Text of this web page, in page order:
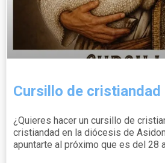
Cursillo de cristiandad
¿Quieres hacer un cursillo de
cristiandad en la diócesis de
apuntarte al próximo que es del 28